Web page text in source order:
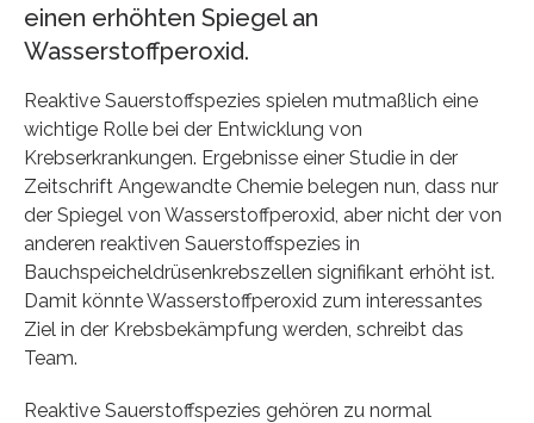
einen erhöhten Spiegel an
Wasserstoffperoxid.
Reaktive Sauerstoffspezies spielen mutmaßlich eine
wichtige Rolle bei der Entwicklung von
Krebserkrankungen. Ergebnisse einer Studie in der
Zeitschrift Angewandte Chemie belegen nun, dass nur
der Spiegel von Wasserstoffperoxid, aber nicht der von
anderen reaktiven Sauerstoffspezies in
Bauchspeicheldrüsenkrebszellen signifikant erhöht ist.
Damit könnte Wasserstoffperoxid zum interessantes
Ziel in der Krebsbekämpfung werden, schreibt das
Team.
Reaktive Sauerstoffspezies gehören zu normal